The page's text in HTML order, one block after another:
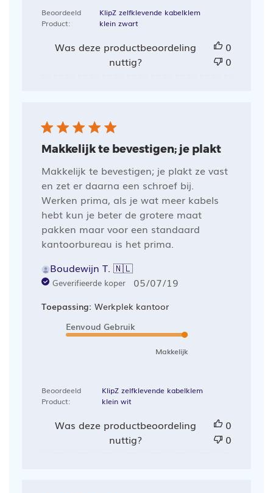
Beoordeeld
Product:
KlipZ zelfklevende kabelklem
klein zwart
Was deze productbeoordeling
nuttig?
0
0
Makkelijk te bevestigen; je plakt
Makkelijk te bevestigen; je plakt ze vast
en zet er daarna een schroef bij.
Werken prima, als je wat meer kabels
hebt kun je beter de grotere maat
pakken maar voor een standaard
kantoorbureau is het prima.
Boudewijn T. 🇳🇱
Geverifieerde koper Publicatiedatum
05/07/19
Toepassing: Werkplek kantoor
Eenvoud Gebruik
Makkelijk
Beoordeeld
Product:
KlipZ zelfklevende kabelklem
klein wit
Was deze productbeoordeling
nuttig?
0
0